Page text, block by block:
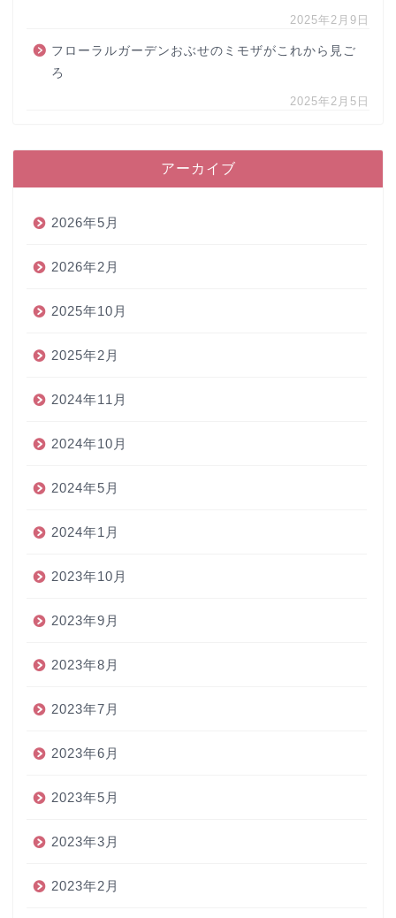
2025年2月9日
フローラルガーデンおぶせのミモザがこれから見ご
ろ
2025年2月5日
アーカイブ
2026年5月
2026年2月
2025年10月
2025年2月
2024年11月
2024年10月
2024年5月
2024年1月
2023年10月
2023年9月
2023年8月
2023年7月
2023年6月
2023年5月
2023年3月
2023年2月